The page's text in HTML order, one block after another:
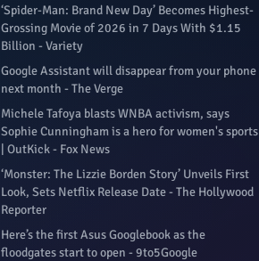
‘Spider-Man: Brand New Day’ Becomes Highest-
Grossing Movie of 2026 in 7 Days With $1.15
Billion - Variety
Google Assistant will disappear from your phone
next month - The Verge
Michele Tafoya blasts WNBA activism, says
Sophie Cunningham is a hero for women's sports
| OutKick - Fox News
‘Monster: The Lizzie Borden Story’ Unveils First
Look, Sets Netflix Release Date - The Hollywood
Reporter
Here’s the first Asus Googlebook as the
floodgates start to open - 9to5Google